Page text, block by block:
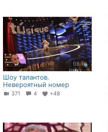
08:16
Шоу талантов.
Невероятный номер
371 4 +48